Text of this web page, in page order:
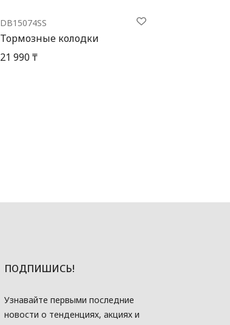
DB15074SS
Тормозные колодки
21 990 ₸
ПОДПИШИСЬ!
Узнавайте первыми последние
новости о тенденциях, акциях и